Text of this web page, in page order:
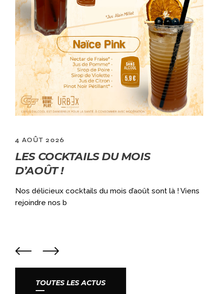
4 AOÛT 2026
LES COCKTAILS DU MOIS
D’AOÛT !
Nos délicieux cocktails du mois d’août sont là ! Viens
rejoindre nos b
TOUTES LES ACTUS